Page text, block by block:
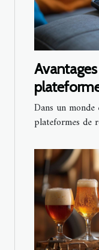
gratuites
Dans un
plateformes de